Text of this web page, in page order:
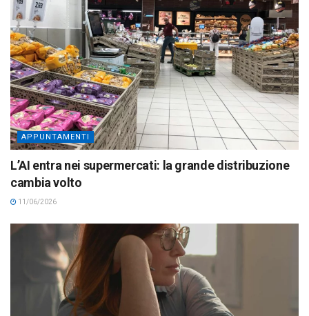
APPUNTAMENTI
L’AI entra nei supermercati: la grande distribuzione
cambia volto
11/06/2026